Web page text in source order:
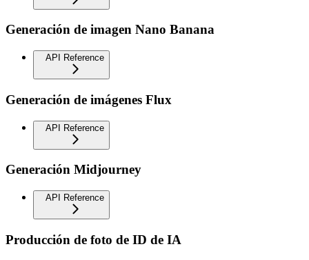
Generación de imagen Nano Banana
API Reference
Generación de imágenes Flux
API Reference
Generación Midjourney
API Reference
Producción de foto de ID de IA